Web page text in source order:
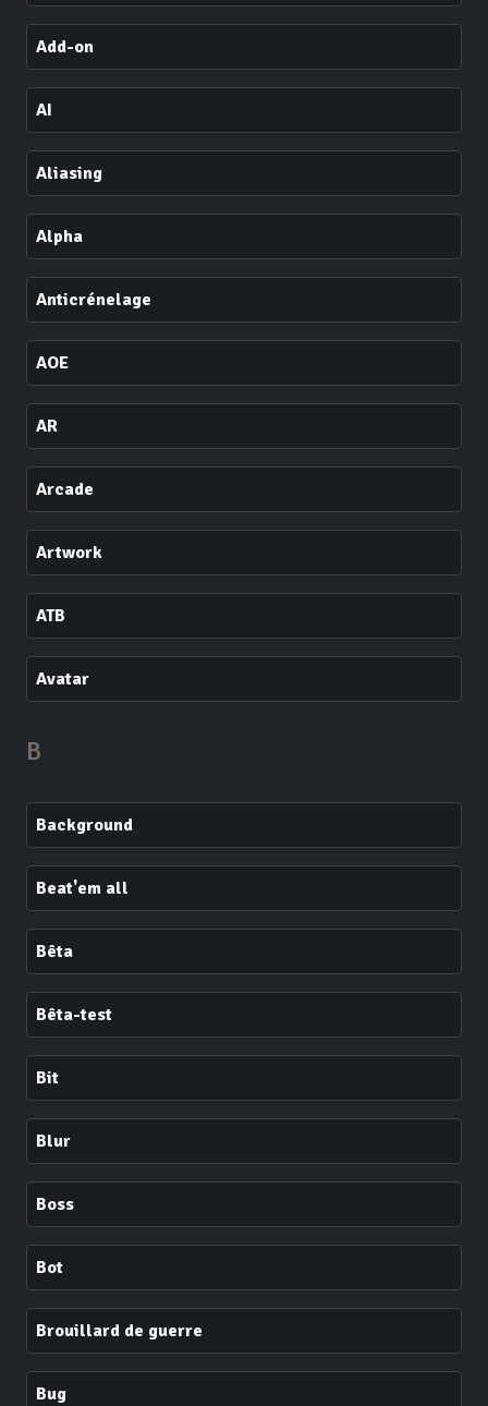
Add-on
AI
Aliasing
Alpha
Anticrénelage
AOE
AR
Arcade
Artwork
ATB
Avatar
B
Background
Beat'em all
Bêta
Bêta-test
Bit
Blur
Boss
Bot
Brouillard de guerre
Bug